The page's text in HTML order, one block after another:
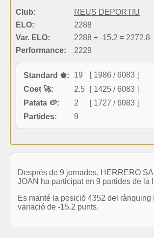
Club:
REUS DEPORTIU
ELO:
2288
Var. ELO:
2288 + -15.2 = 2272.8
Performance:
2229
Standard ♚: 19
[ 1986 / 6083 ]
Coet 🚀:
2.5
[ 1425 / 6083 ]
Patata 🥔:
2
[ 1727 / 6083 ]
Partides:
9
Després de 9 jornades, HERRERO
JOAN ha participat en 9 partides de la
Es manté la posició 4352 del rànquing
variació de -15.2 punts.